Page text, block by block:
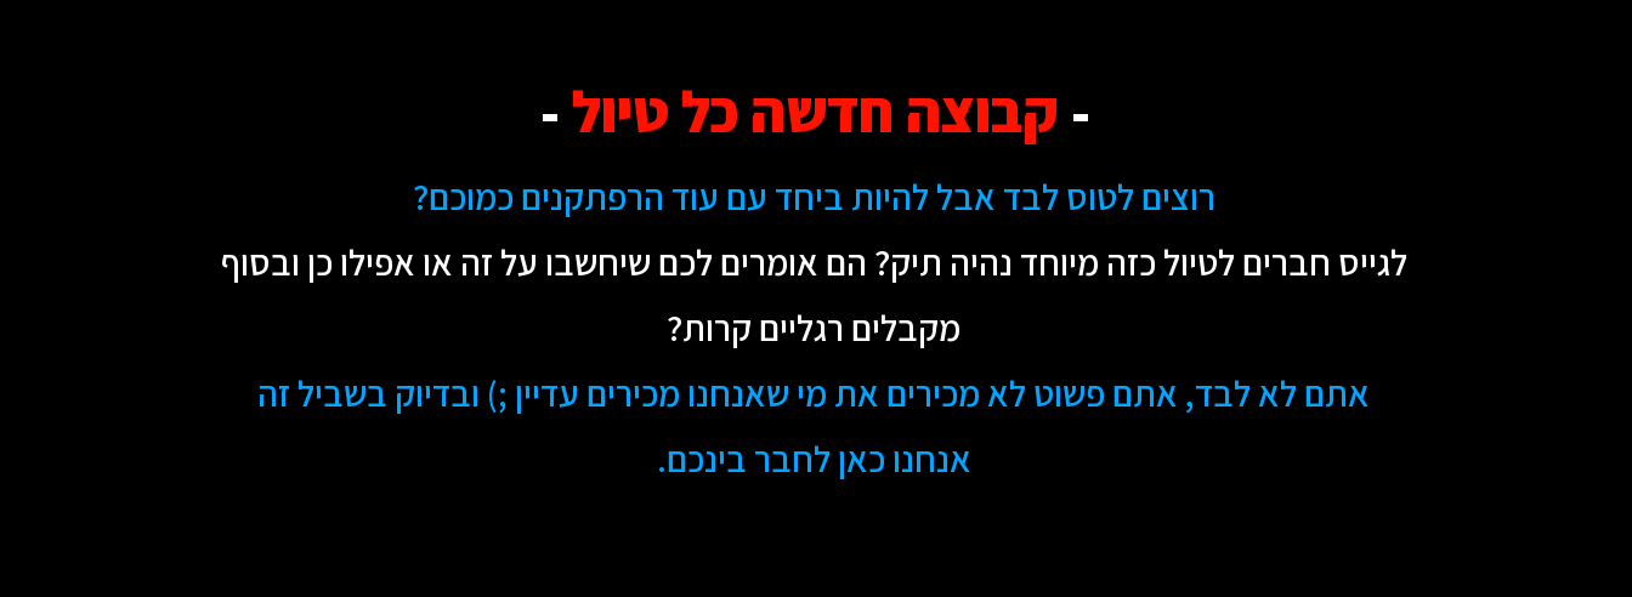
- קבוצה חדשה כל טיול -
רוצים לטוס לבד אבל להיות ביחד עם עוד הרפתקנים כמוכם?
לגייס חברים לטיול כזה מיוחד נהיה תיק? הם אומרים לכם שיחשבו על זה או אפילו כן ובסוף
מקבלים רגליים קרות?
אתם לא לבד, אתם פשוט לא מכירים את מי שאנחנו מכירים עדיין ;) ובדיוק בשביל זה
אנחנו כאן לחבר בינכם.